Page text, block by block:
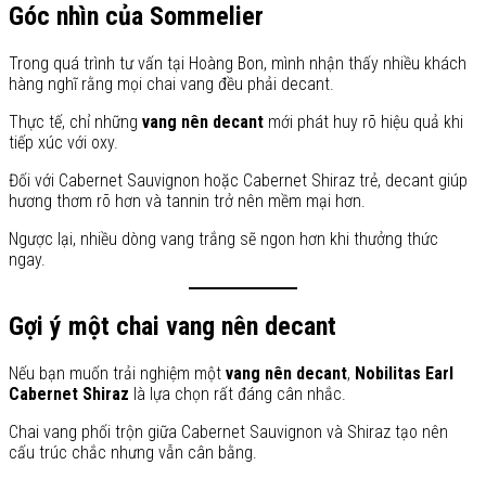
Góc nhìn của Sommelier
Trong quá trình tư vấn tại Hoàng Bon, mình nhận thấy nhiều khách
hàng nghĩ rằng mọi chai vang đều phải decant.
Thực tế, chỉ những vang nên decant mới phát huy rõ hiệu quả khi
tiếp xúc với oxy.
Đối với Cabernet Sauvignon hoặc Cabernet Shiraz trẻ, decant giúp
hương thơm rõ hơn và tannin trở nên mềm mại hơn.
Ngược lại, nhiều dòng vang trắng sẽ ngon hơn khi thưởng thức
ngay.
Gợi ý một chai vang nên decant
Nếu bạn muốn trải nghiệm một vang nên decant, Nobilitas Earl
Cabernet Shiraz là lựa chọn rất đáng cân nhắc.
Chai vang phối trộn giữa Cabernet Sauvignon và Shiraz tạo nên
cấu trúc chắc nhưng vẫn cân bằng.